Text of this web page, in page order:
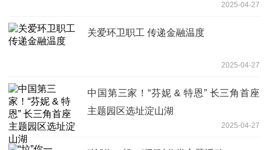
2025-04-27
关爱环卫职工 传递金融温度
2025-04-27
中国第三家！“芬妮 & 特恩” 长三角首座
主题园区选址淀山湖
2025-04-27